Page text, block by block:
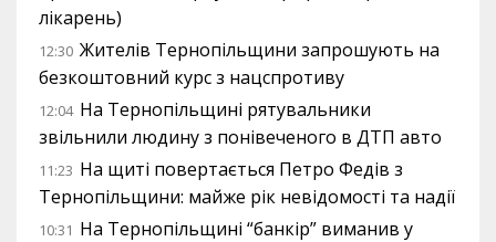
лікарень)
12:30 Жителів Тернопільщини запрошують на
безкоштовний курс з нацспротиву
12:04 На Тернопільщині рятувальники
звільнили людину з понівеченого в ДТП авто
11:23 На щиті повертається Петро Федів з
Тернопільщини: майже рік невідомості та надії
10:31 На Тернопільщині “банкір” виманив у